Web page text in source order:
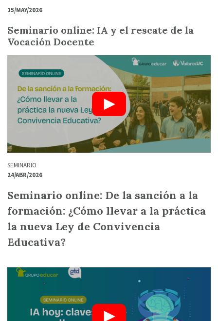
15/MAY/2026
Seminario online: IA y el rescate de la
Vocación Docente
SEMINARIO
24/ABR/2026
Seminario online: De la sanción a la
formación: ¿Cómo llevar a la práctica
la nueva Ley de Convivencia
Educativa?